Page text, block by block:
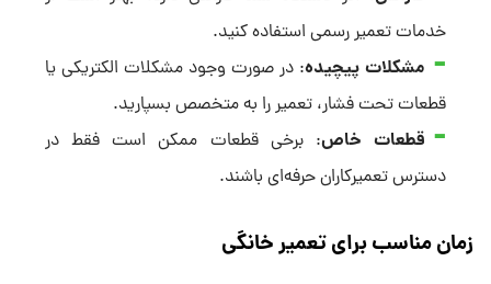
خدمات تعمیر رسمی استفاده کنید.
مشکلات پیچیده: در صورت وجود مشکلات الکتریکی یا
قطعات تحت فشار، تعمیر را به متخصص بسپارید.
قطعات خاص: برخی قطعات ممکن است فقط در
دسترس تعمیرکاران حرفه‌ای باشند.
زمان مناسب برای تعمیر خانگی